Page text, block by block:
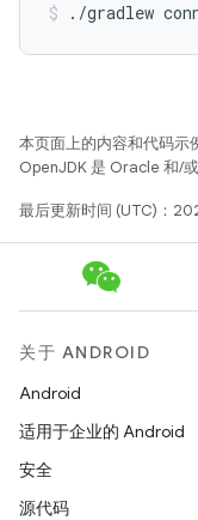
./gradlew
本页面上的内容和代码示
OpenJDK 是 Oracle 和/
最后更新时间 (UTC)：
关于 ANDROID
Android
适用于企业的 Android
安全
源代码